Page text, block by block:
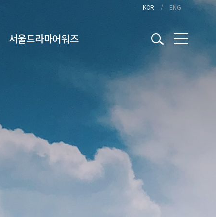
KOR ENG
서울드라마어워즈